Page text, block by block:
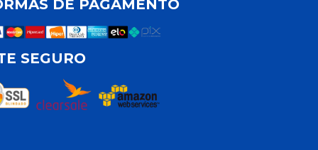
DE PAGAMENTO
SEGURO